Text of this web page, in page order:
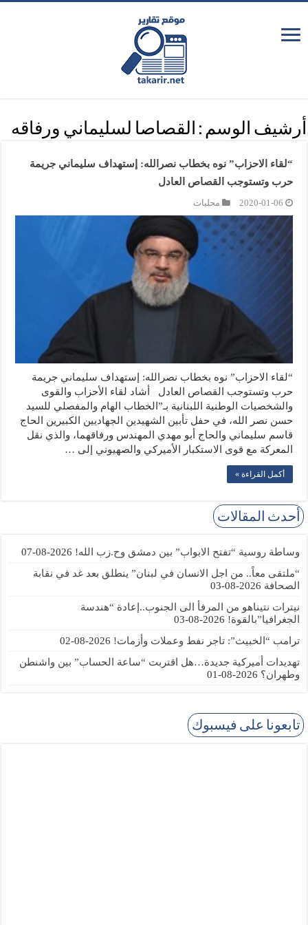
أرشيف الوسم : القصاصا لسليماني ورفاقه
“لقاء الاحزاب” نوه بخطاب نصرالله: إستهداف سليماني جريمة
حرب وتستوجب القصاص العادل
2020-01-06 محليات
“لقاء الاحزاب” نوه بخطاب نصرالله: إستهداف سليماني جريمة
حرب وتستوجب القصاص العادل أشاد لقاء الأحزاب والقوى
والشخصيات الوطنية اللبنانية بـ”الخطاب الهام والمفصلي للسيد
حسن نصر الله، في حفل تأبين الشهيدين الجهاديين الكبيرين الحاج
قاسم سليماني والحاج أبو مهدي المهندس ورفاقهما، والذي نقل
المعركة مع قوى الاستكبار الأميركي والصهيوني إلى …
أكمل القراءة »
أحدث المقالات
وساطة روسية “تفتح الابواب” بين دمشق وح.زب الله! 2026-08-07
“ملتقى معاً.. من اجل الانسان في لبنان” ينطلق بعد غد في نقابة
الصحافة 2026-08-03
نيترات نتيناهو من المرفأ الى الجنوب..إعادة “هندسة
الجغرافيا”بالقوة! 2026-08-03
ترامب “الخبيث”: تاجر نفط وعملات وأزمات! 2026-08-02
تهديدات أميركية جديدة…هل اقتربت “ساعة الحساب” بين واشنطن
وطهران؟ 2026-08-01
تابعونا على فيسبوك